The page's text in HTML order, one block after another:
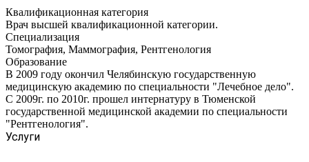
Квалификационная категория
Врач высшей квалификационной категории.
Специализация
Томография, Маммография, Рентгенология
Образование
В 2009 году окончил Челябинскую государственную
медицинскую академию по специальности "Лечебное дело".
С 2009г. по 2010г. прошел интернатуру в Тюменской
государственной медицинской академии по специальности
"Рентгенология".
Услуги